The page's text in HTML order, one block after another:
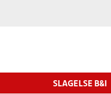
SLAGELSE B&I